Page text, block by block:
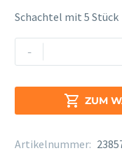
Schachtel mit 5 Stück
-
Reeds
Sax
3,5
 ZUM
Alternative:
Artikelnummer: